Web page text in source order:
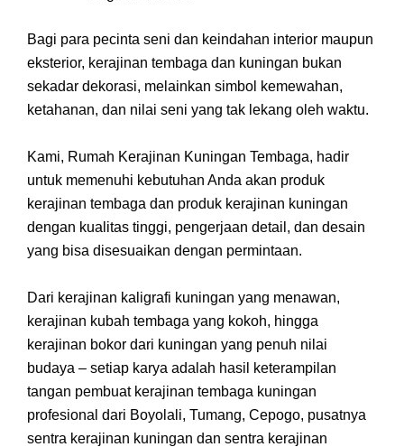
Bagi para pecinta seni dan keindahan interior maupun
eksterior, kerajinan tembaga dan kuningan bukan
sekadar dekorasi, melainkan simbol kemewahan,
ketahanan, dan nilai seni yang tak lekang oleh waktu.
Kami, Rumah Kerajinan Kuningan Tembaga, hadir
untuk memenuhi kebutuhan Anda akan produk
kerajinan tembaga dan produk kerajinan kuningan
dengan kualitas tinggi, pengerjaan detail, dan desain
yang bisa disesuaikan dengan permintaan.
Dari kerajinan kaligrafi kuningan yang menawan,
kerajinan kubah tembaga yang kokoh, hingga
kerajinan bokor dari kuningan yang penuh nilai
budaya – setiap karya adalah hasil keterampilan
tangan pembuat kerajinan tembaga kuningan
profesional dari Boyolali, Tumang, Cepogo, pusatnya
sentra kerajinan kuningan dan sentra kerajinan